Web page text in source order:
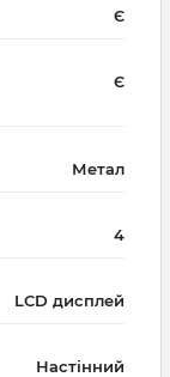
Є
Є
Метал
4
LCD дисплей
Настінний